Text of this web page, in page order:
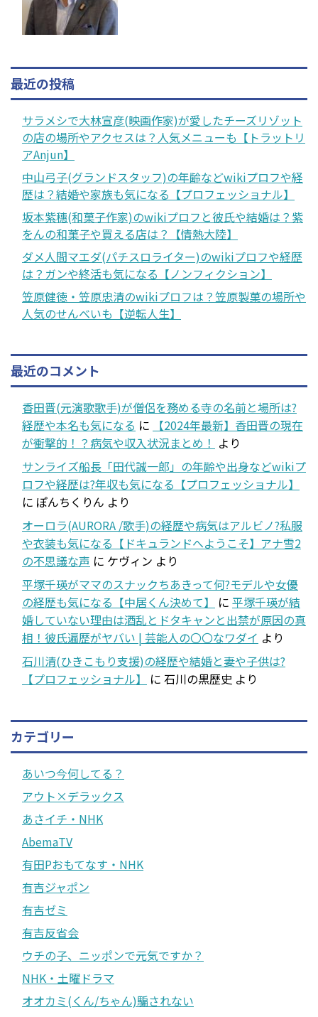
最近の投稿
サラメシで大林宣彦(映画作家)が愛したチーズリゾット
の店の場所やアクセスは？人気メニューも【トラットリ
アAnjun】
中山弓子(グランドスタッフ)の年齢などwikiプロフや経
歴は？結婚や家族も気になる【プロフェッショナル】
坂本紫穗(和菓子作家)のwikiプロフと彼氏や結婚は？紫
をんの和菓子や買える店は？【情熱大陸】
ダメ人間マエダ(パチスロライター)のwikiプロフや経歴
は？ガンや終活も気になる【ノンフィクション】
笠原健徳・笠原忠清のwikiプロフは？笠原製菓の場所や
人気のせんべいも【逆転人生】
最近のコメント
香田晋(元演歌歌手)が僧侶を務める寺の名前と場所は?
経歴や本名も気になる に
【2024年最新】香田晋の現在
が衝撃的！？病気や収入状況まとめ！ より
サンライズ船長「田代誠一郎」の年齢や出身などwikiプ
ロフや経歴は?年収も気になる【プロフェッショナル】
に ぽんちくりん より
オーロラ(AURORA /歌手)の経歴や病気はアルビノ?私服
や衣装も気になる【ドキュランドへようこそ】アナ雪2
の不思議な声 に ケヴィン より
平塚千瑛がママのスナックちあきって何?モデルや女優
の経歴も気になる【中居くん決めて】
に 平塚千瑛が結
婚していない理由は酒乱とドタキャンと出禁が原因の真
相！彼氏遍歴がヤバい | 芸能人の〇〇なワダイ より
石川清(ひきこもり支援)の経歴や結婚と妻や子供は?
【プロフェッショナル】
に 石川の黒歴史 より
カテゴリー
あいつ今何してる？
アウト×デラックス
あさイチ・NHK
AbemaTV
有田Pおもてなす・NHK
有吉ジャポン
有吉ゼミ
有吉反省会
ウチの子、ニッポンで元気ですか？
NHK・土曜ドラマ
オオカミ(くん/ちゃん)騙されない